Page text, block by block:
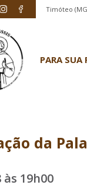
Timóteo
PARA SUA
da
às 19h00